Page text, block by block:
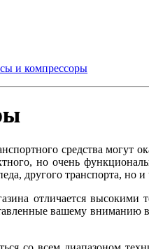
и компрессоры
средства могут
но очень
другого транспорта, но
отличается
вашему вниманию